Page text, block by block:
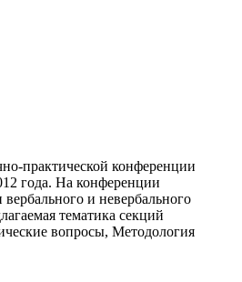
практической конференции
года. На конференции
и невербального
тематика секций
вопросы, Методология